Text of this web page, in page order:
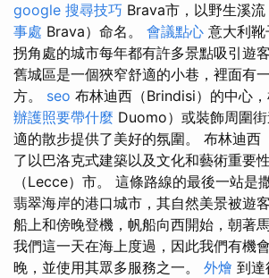
google 搜尋技巧 Brava市，以野生溪
事處 Brava）命名。 會議點心 意大利
拐角處的城市每年都有許多景點吸引遊
舊城區是一個狹窄舒適的小巷，裡面有
方。 seo 布林迪西（Brindisi）的中心
辦護照要帶什麼 Duomo）或裝飾周圍
適的散步提供了美好的氛圍。 布林迪西
了以巴洛克式建築以及文化和藝術重要
（Lecce）市。 這條路線的最後一站是
翡翠海岸的港口城市，其自然美景被遊
船上和傍晚登機，帆船向西開始，朝著
我們這一天在海上度過，因此我們有機
晚，並使用其眾多服務之一。 外燴 到達